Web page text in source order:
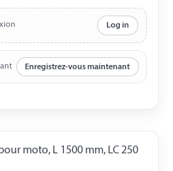
Log in
Enregistrez-vous maintenant